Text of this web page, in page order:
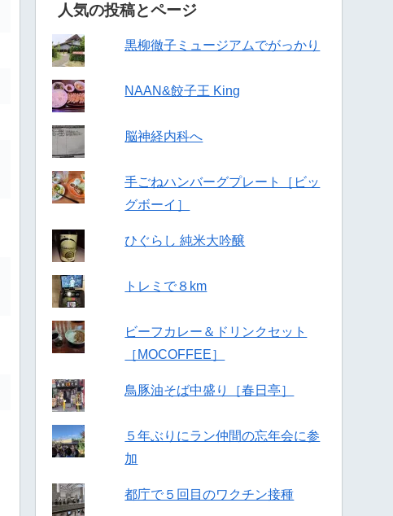
人気の投稿とページ
黒柳徹子ミュージアムでがっかり
NAAN&餃子王 King
脳神経内科へ
手ごねハンバーグプレート［ビッ
グボーイ］
ひぐらし 純米大吟醸
トレミで８km
ビーフカレー＆ドリンクセット
［MOCOFFEE］
鳥豚油そば中盛り［春日亭］
５年ぶりにラン仲間の忘年会に参
加
都庁で５回目のワクチン接種